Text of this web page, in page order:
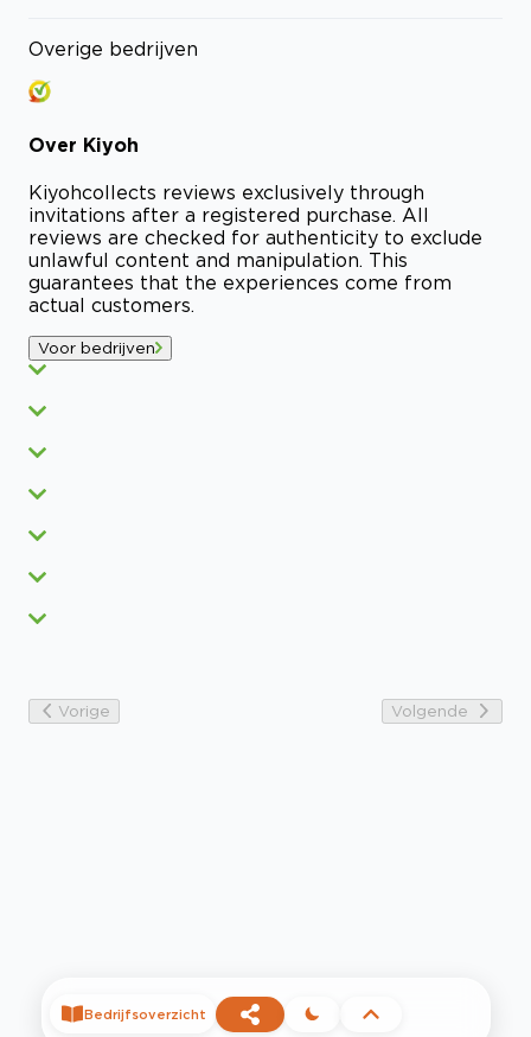
Overige bedrijven
Over Kiyoh
Kiyohcollects reviews exclusively through
invitations after a registered purchase. All
reviews are checked for authenticity to exclude
unlawful content and manipulation. This
guarantees that the experiences come from
actual customers.
Voor bedrijven
Vorige Volgende
Bedrijfsoverzicht